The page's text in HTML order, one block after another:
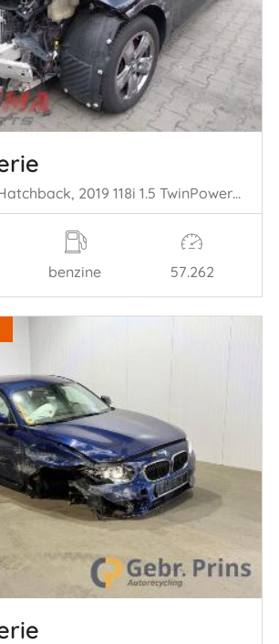
1 serie (F40), Hatchback, 2019 118i 1.5 TwinPower 12V
benzine 57.262